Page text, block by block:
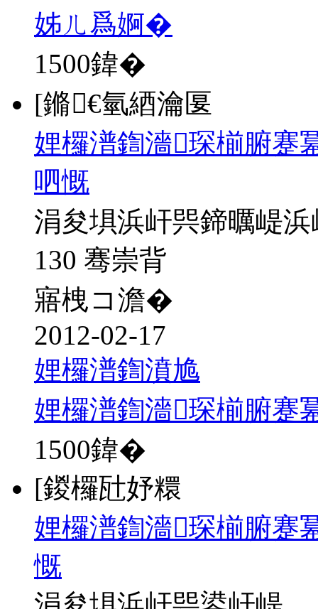
姊ㄦ爲婀�
1500鍏�
[鏅€氫綇瀹匽
娌欏潽鍧濇琛椾腑
呬慨
涓夋埧浜屽巺鍗曞崼
130 骞崇背
寤栧コ澹�
2012-02-17
娌欏潽鍧濆尯
娌欏潽鍧濇琛椾腑蹇
1500鍏�
[鍐欏瓧妤糫
娌欏潽鍧濇琛椾腑
慨